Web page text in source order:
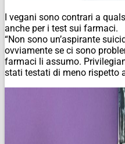
I vegani sono contrari a
anche per i test sui farmaci.
“Non sono un’aspirante
ovviamente se ci sono
farmaci li assumo.
stati testati di meno rispetto